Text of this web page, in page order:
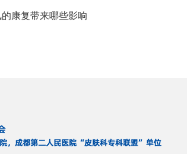
康复带来哪些影响